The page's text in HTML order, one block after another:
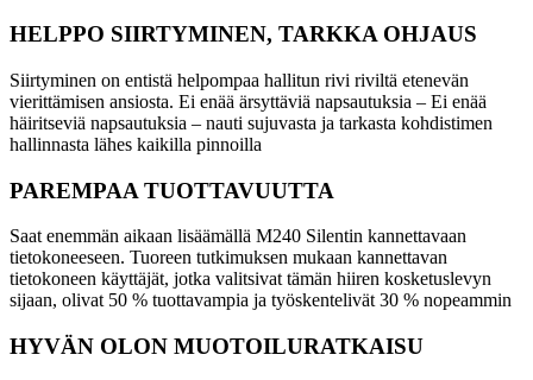
HELPPO SIIRTYMINEN, TARKKA OHJAUS
Siirtyminen on entistä helpompaa hallitun rivi riviltä etenevän
vierittämisen ansiosta. Ei enää ärsyttäviä napsautuksia – Ei enää
häiritseviä napsautuksia – nauti sujuvasta ja tarkasta kohdistimen
hallinnasta lähes kaikilla pinnoilla
PAREMPAA TUOTTAVUUTTA
Saat enemmän aikaan lisäämällä M240 Silentin kannettavaan
tietokoneeseen. Tuoreen tutkimuksen mukaan kannettavan
tietokoneen käyttäjät, jotka valitsivat tämän hiiren kosketuslevyn
sijaan, olivat 50 % tuottavampia ja työskentelivät 30 % nopeammin
HYVÄN OLON MUOTOILURATKAISU